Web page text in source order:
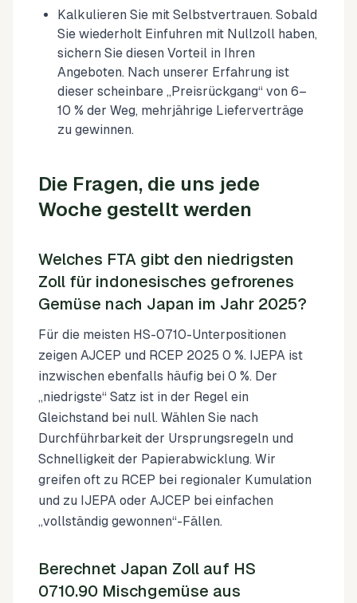
Kalkulieren Sie mit Selbstvertrauen. Sobald
Sie wiederholt Einfuhren mit Nullzoll haben,
sichern Sie diesen Vorteil in Ihren
Angeboten. Nach unserer Erfahrung ist
dieser scheinbare „Preisrückgang“ von 6–
10 % der Weg, mehrjährige Lieferverträge
zu gewinnen.
Die Fragen, die uns jede
Woche gestellt werden
Welches FTA gibt den niedrigsten
Zoll für indonesisches gefrorenes
Gemüse nach Japan im Jahr 2025?
Für die meisten HS-0710-Unterpositionen
zeigen AJCEP und RCEP 2025 0 %. IJEPA ist
inzwischen ebenfalls häufig bei 0 %. Der
„niedrigste“ Satz ist in der Regel ein
Gleichstand bei null. Wählen Sie nach
Durchführbarkeit der Ursprungsregeln und
Schnelligkeit der Papierabwicklung. Wir
greifen oft zu RCEP bei regionaler Kumulation
und zu IJEPA oder AJCEP bei einfachen
„vollständig gewonnen“-Fällen.
Berechnet Japan Zoll auf HS
0710.90 Mischgemüse aus